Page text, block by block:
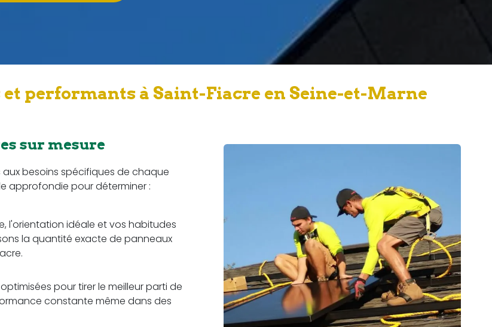
performants à Saint-Fiacre en Seine-et-Marne
sur mesure
besoins spécifiques de chaque
approfondie pour déterminer :
l'orientation idéale et vos habitudes
la quantité exacte de panneaux
pour tirer le meilleur parti de
constante même dans des